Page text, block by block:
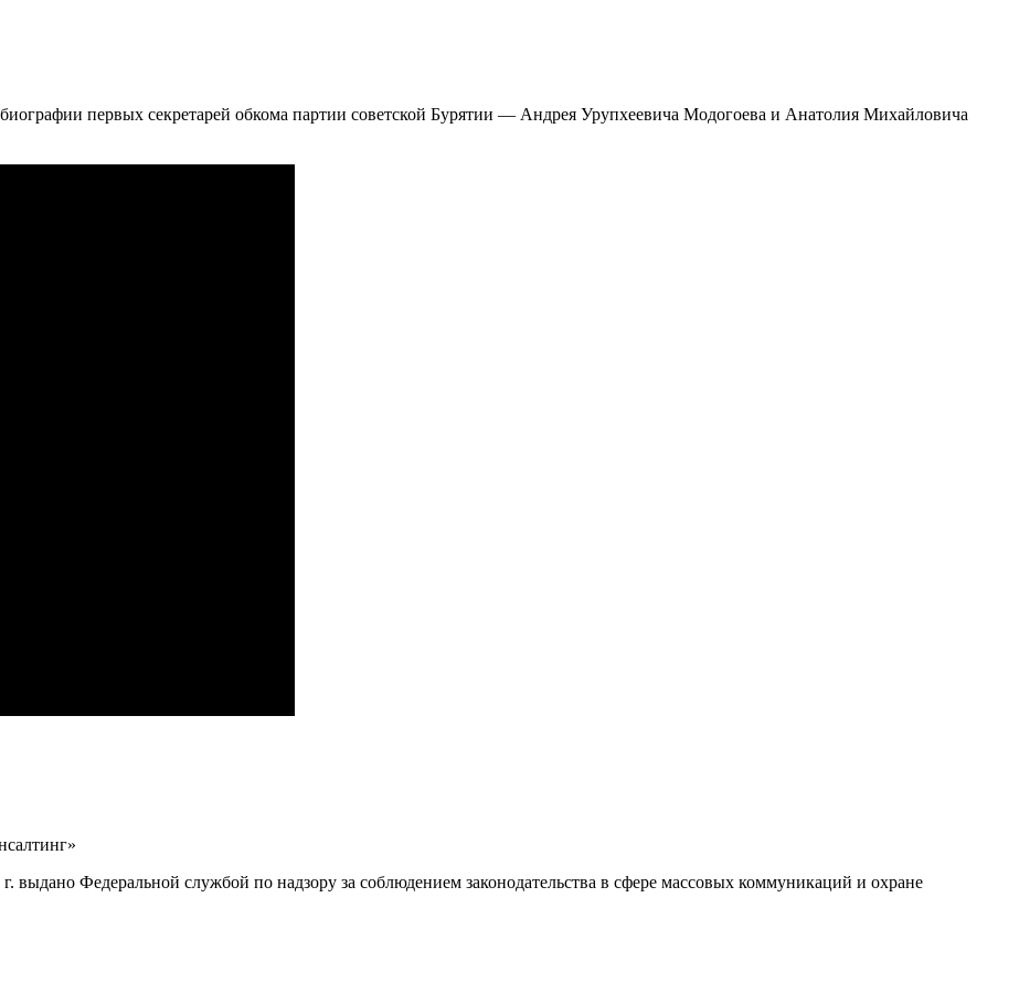
первых секретарей обкома партии советской Бурятии — Андрея Урупхеевича Модогоева и Анатолия Михайловича
Федеральной службой по надзору за соблюдением законодательства в сфере массовых коммуникаций и охране